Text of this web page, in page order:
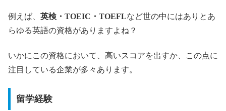
例えば、 英検・TOEIC・TOEFLなど世の中にはありとあ
らゆる英語の資格がありますよね？
いかにこの資格において、高いスコアを出すか、この点に
注目している企業が多々あります。
留学経験